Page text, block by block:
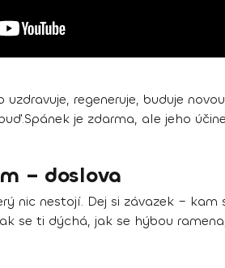
regeneruje, buduje
je zdarma, ale jeho
– doslova
nic nestojí. Dej si závazek –
se ti dýchá, jak se hýbou